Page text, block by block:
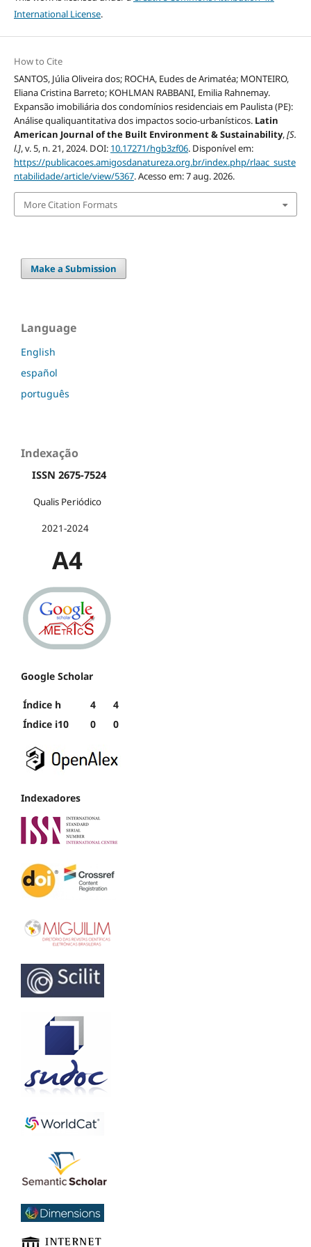
International License.
How to Cite
SANTOS, Júlia Oliveira dos; ROCHA, Eudes de Arimatéa; MONTEIRO,
Eliana Cristina Barreto; KOHLMAN RABBANI, Emilia Rahnemay.
Expansão imobiliária dos condomínios residenciais em Paulista (PE):
Análise qualiquantitativa dos impactos socio-urbanísticos. Latin
American Journal of the Built Environment & Sustainability,[S.
l.], v. 5, n. 21, 2024. DOI: 10.17271/hgb3zf06. Disponível em:
https://publicacoes.amigosdanatureza.org.br/index.php/rlaac_suste
ntabilidade/article/view/5367. Acesso em: 7 aug. 2026.
More Citation Formats
Make a Submission
Language
English
español
português
Indexação
ISSN 2675-7524
Qualis Periódico
2021-2024
A4
Google Scholar
Índice h 4
4
Índice i10
0 0
Indexadores